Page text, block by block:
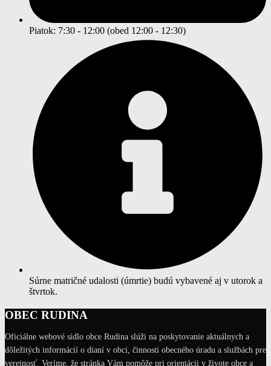
Piatok: 7:30 - 12:00 (obed 12:00 - 12:30)
Súrne matričné udalosti (úmrtie) budú vybavené aj v utorok a
štvrtok.
OBEC RUDINA
Oficiálne webové sídlo obce Rudina slúži na poskytovanie aktuálnych a
dôležitých informácií o dianí v obci, činnosti obecného úradu a službách pre
verejnosť. Veríme, že stránka Vám pomôže pri orientácii v živote obce a